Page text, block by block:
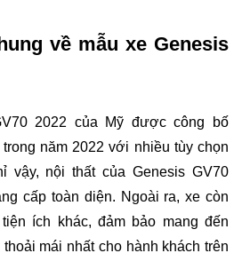
về mẫu xe Genesis
2022 của Mỹ được công bố
năm 2022 với nhiều tùy chọn
vậy, nội thất của Genesis GV70
cấp toàn diện. Ngoài ra, xe còn
ích khác, đảm bảo mang đến
mái nhất cho hành khách trên